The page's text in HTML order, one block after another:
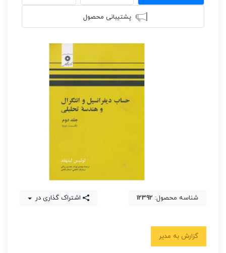
پشتیبانی محصول
شناسه محصول: 12392 اشتراک گذاری در
گزارش به مدیر